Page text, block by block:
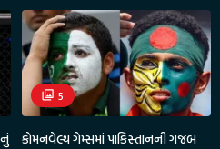
5
કોમનવેલ્થ ગેમ્સમાં પાકિસ્તાનની ગજબ